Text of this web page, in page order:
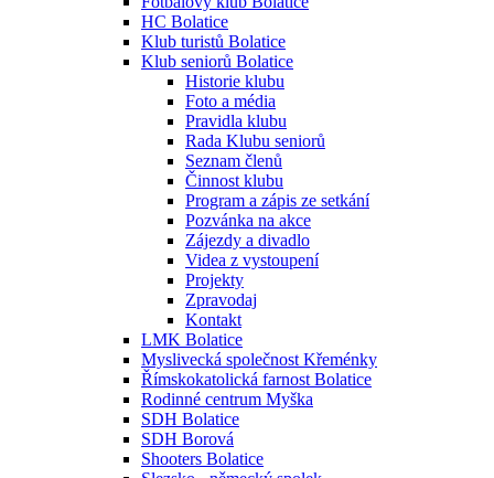
HC Bolatice
Klub turistů Bolatice
Klub seniorů Bolatice
Historie klubu
Foto a média
Pravidla klubu
Rada Klubu seniorů
Seznam členů
Činnost klubu
Program a zápis ze setkání
Pozvánka na akce
Zájezdy a divadlo
Videa z vystoupení
Projekty
Zpravodaj
Kontakt
LMK Bolatice
Myslivecká společnost Křeménky
Římskokatolická farnost Bolatice
Rodinné centrum Myška
SDH Bolatice
SDH Borová
Shooters Bolatice